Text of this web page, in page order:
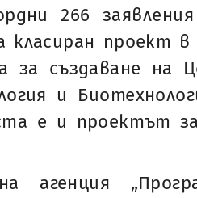
266
класиран проект
за създаване на
и
е и проектът
агенция